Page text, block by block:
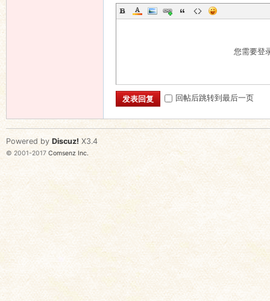
您需要登
发表回复 回帖后跳转到最后一页
Powered by Discuz! X3.4
© 2001-2017 Comsenz Inc.